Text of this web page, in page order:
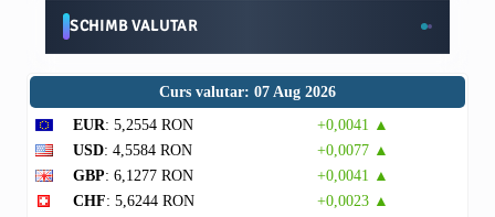
SCHIMB VALUTAR
Curs valutar: 07 Aug 2026
EUR: 5,2554 RON
+0,0041 ▲
USD: 4,5584 RON
+0,0077 ▲
GBP: 6,1277 RON
+0,0041 ▲
CHF: 5,6244 RON
+0,0023 ▲